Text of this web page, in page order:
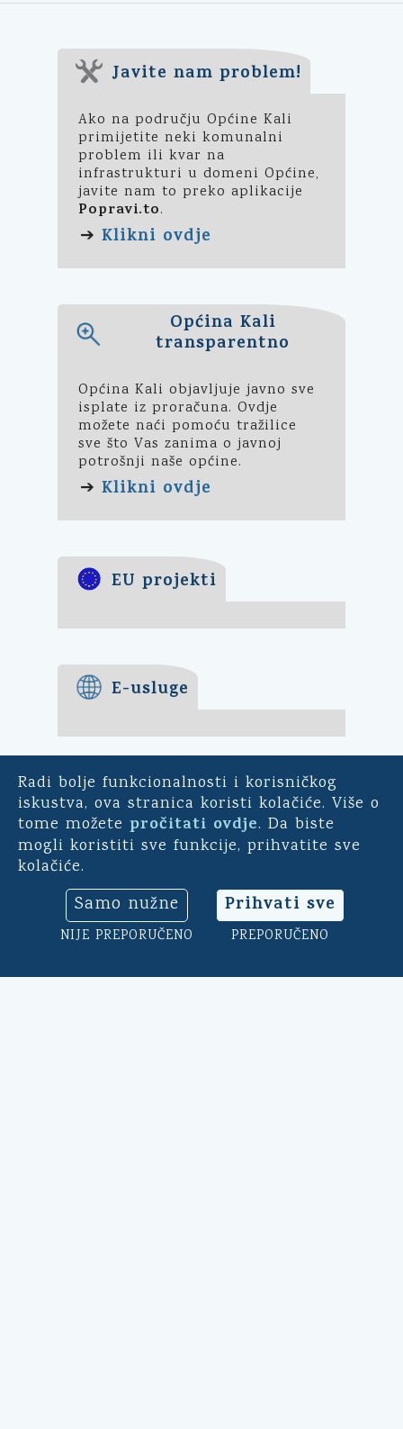
Radi bolje funkcionalnosti i korisničkog
iskustva, ova stranica koristi kolačiće. Više o
tome možete pročitati ovdje. Da biste
mogli koristiti sve funkcije, prihvatite sve
kolačiće.
Samo nužne
NIJE PREPORUČENO
Prihvati sve
PREPORUČENO
Javite nam problem!
Ako na području Općine Kali
primijetite neki komunalni
problem ili kvar na
infrastrukturi u domeni Općine,
javite nam to preko aplikacije
Popravi.to.
➔ Klikni ovdje
Općina Kali
transparentno
Općina Kali objavljuje javno sve
isplate iz proračuna. Ovdje
možete naći pomoću tražilice
sve što Vas zanima o javnoj
potrošnji naše općine.
➔ Klikni ovdje
EU projekti
E-usluge
E-demokracija
Za mještane Općine Kali -
uključite se u ankete o
općinu. Sudjelujte u
savjetodavnim e-referendumima.
Osim toga, na ovoj aplikaciji